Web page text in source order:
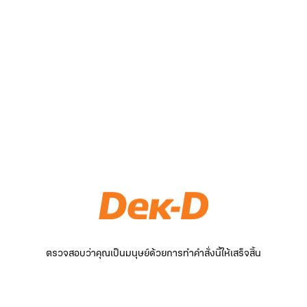
ตรวจสอบว่าคุณเป็นมนุษย์ด้วยการทำคำสั่งนี้ให้เสร็จสิ้น